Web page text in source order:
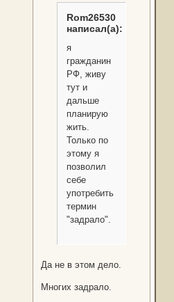
Rom26530
написал(а):
я
гражданин
РФ, живу
тут и
дальше
планирую
жить.
Только по
этому я
позволил
себе
употребить
термин
"задрало".
Да не в этом дело.
Многих задрало.